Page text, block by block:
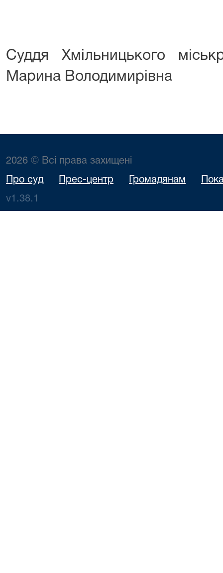
Суддя Хмільницького
Марина Володимирівна
2026 © Всі права захищені
Про суд Прес-центр Громадянам
v1.38.1